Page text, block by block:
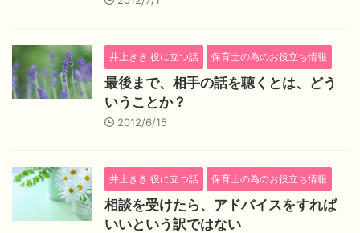
井上きき 役に立つ話 保育士の為のお役立ち情報
最後まで、相手の話を聴くとは、どう
いうことか？
2012/6/15
井上きき 役に立つ話 保育士の為のお役立ち情報
相談を受けたら、アドバイスをすれば
いいという訳ではない